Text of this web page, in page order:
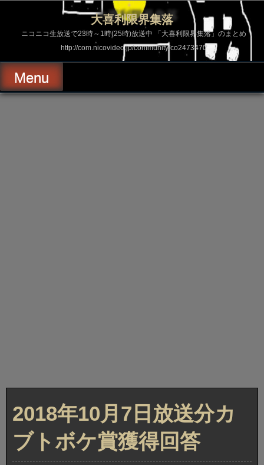
ス
ッ
プ
大喜利限界集落
ニコニコ生放送で23時～1時(25時)放送中 「大喜利限界集落」のまとめ
http://com.nicovideo.jp/community/co2473470
Menu
2018年10月7日放送分カ
ブトボケ賞獲得回答